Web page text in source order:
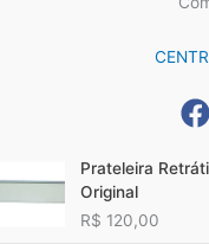
Prateleira
Original
R$ 120,00